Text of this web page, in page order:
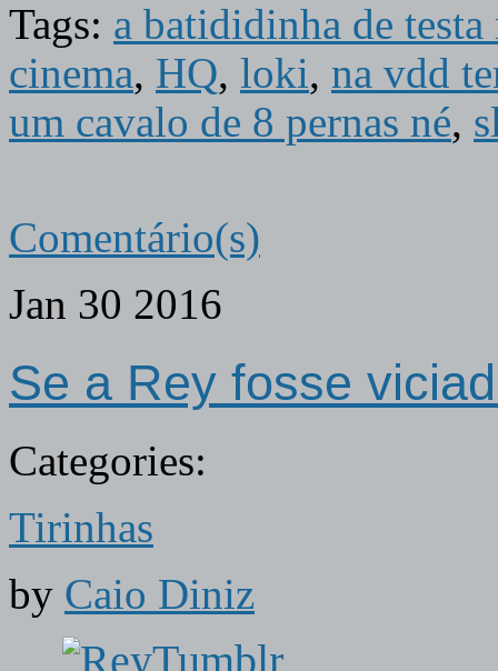
Tags: a batididinha de
cinema, HQ, loki, na vdd
um cavalo de 8 pernas né,
Comentário(s)
Jan 30 2016
Se a Rey fosse
Categories:
Tirinhas
by Caio Diniz